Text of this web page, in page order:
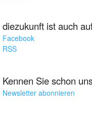
diezukunft ist auch
Facebook
RSS
Kennen Sie schon
Newsletter abonnieren